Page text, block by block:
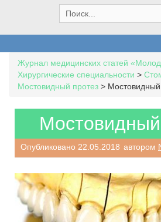
e
a
h
f
o
Журнал медицинских статей
Хирургические специальности >
Мостовидный протез > Мостовидный
Мостовидный
Опубликовано 22.05.2018 автором